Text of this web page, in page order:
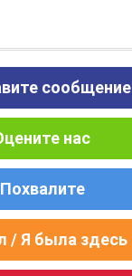
сообщение
нас
Похвалите
/ Я была здесь